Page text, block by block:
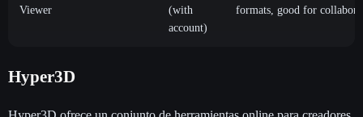
Viewer
(with
account)
formats, good for
Hyper3D